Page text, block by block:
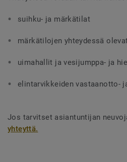
suihku- ja märkätilat
märkätilojen yhteydessä
uimahallit ja vesijumppa- ja
elintarvikkeiden vastaanotto-
Jos tarvitset asiantuntijan
yhteyttä.